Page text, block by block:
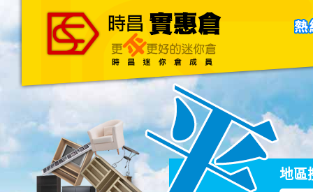
主頁 關於我們 聯絡我們
地區